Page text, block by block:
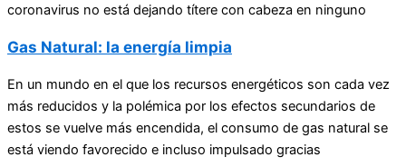
coronavirus no está dejando títere con cabeza en ninguno
Gas Natural: la energía limpia
En un mundo en el que los recursos energéticos son cada vez
más reducidos y la polémica por los efectos secundarios de
estos se vuelve más encendida, el consumo de gas natural se
está viendo favorecido e incluso impulsado gracias